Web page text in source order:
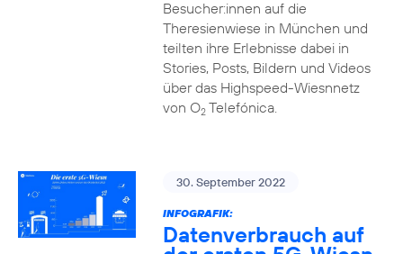
Besucher:innen auf die
Theresienwiese in München und
teilten ihre Erlebnisse dabei in
Stories, Posts, Bildern und Videos
über das Highspeed-Wiesnnetz
von O2Telefónica.
30. September 2022
INFOGRAFIK:
Datenverbrauch auf